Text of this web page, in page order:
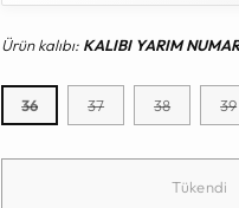
Ürün kalıbı: KALIBI YARIM
36 37 38 39
Tükendi